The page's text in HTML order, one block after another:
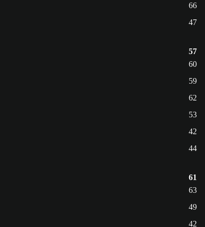
66
47
57
60
59
62
53
42
44
61
63
49
42